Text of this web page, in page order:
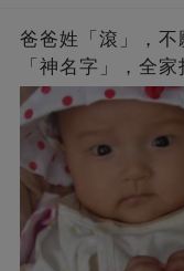
爸爸姓「滾」，
「神名字」，全